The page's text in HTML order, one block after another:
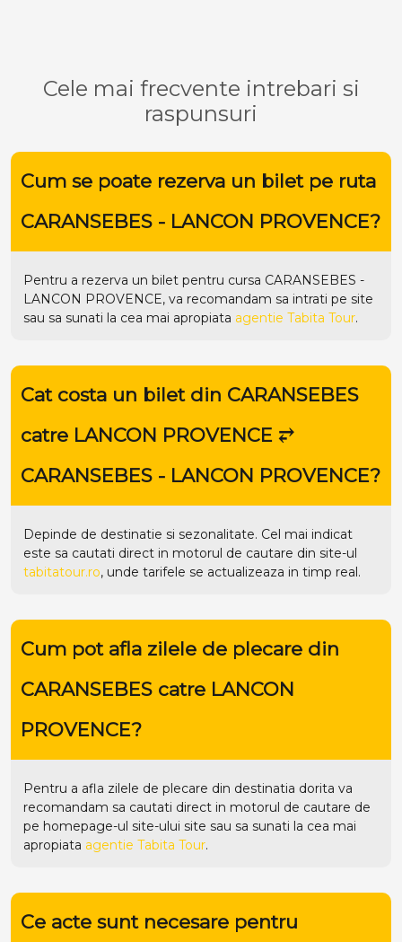
Cele mai frecvente intrebari si
raspunsuri
Cum se poate rezerva un bilet pe ruta
CARANSEBES - LANCON PROVENCE?
Pentru a rezerva un bilet pentru cursa CARANSEBES -
LANCON PROVENCE, va recomandam sa intrati pe site
sau sa sunati la cea mai apropiata agentie Tabita Tour.
Cat costa un bilet din CARANSEBES
catre LANCON PROVENCE ⥂
CARANSEBES - LANCON PROVENCE?
Depinde de destinatie si sezonalitate. Cel mai indicat
este sa cautati direct in motorul de cautare din site-ul
tabitatour.ro, unde tarifele se actualizeaza in timp real.
Cum pot afla zilele de plecare din
CARANSEBES catre LANCON
PROVENCE?
Pentru a afla zilele de plecare din destinatia dorita va
recomandam sa cautati direct in motorul de cautare de
pe homepage-ul site-ului site sau sa sunati la cea mai
apropiata agentie Tabita Tour.
Ce acte sunt necesare pentru